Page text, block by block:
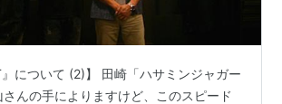
』について (2)】 田崎「ハサミンジャガー
さんの手によりますけど、このスピード